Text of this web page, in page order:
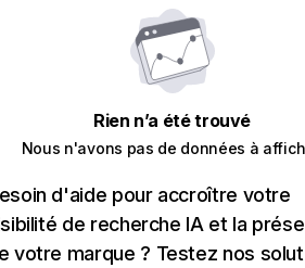
Rien n’a été trouvé
Nous n'avons pas de données à
d'aide pour accroître votre
de recherche IA et la
votre marque ? Testez nos